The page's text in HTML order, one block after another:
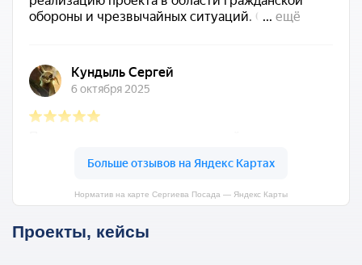
Норматив на карте Сергиева Посада — Яндекс Карты
Проекты, кейсы